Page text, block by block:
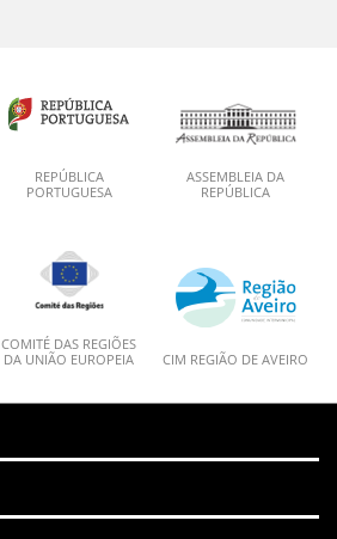
REPÚBLICA
PORTUGUESA
ASSEMBLEIA DA
REPÚBLICA
COMITÉ DAS REGIÕES
DA UNIÃO EUROPEIA
CIM REGIÃO DE AVEIRO